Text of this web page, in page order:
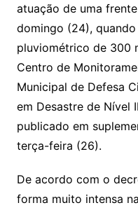
atuação de uma
domingo (24),
pluviométrico de 300
Centro de
Municipal de Defesa
em Desastre de Nível
publicado em
terça-feira (26).
De acordo com o
forma muito intensa